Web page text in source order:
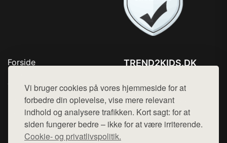
Vi bruger cookies på vores hjemmeside for at
forbedre din oplevelse, vise mere relevant
indhold og analysere trafikken. Kort sagt: for at
siden fungerer bedre – ikke for at være irriterende.
Cookie- og privatlivspolitik.
Forside
Top Rabatter
Blog
Kontakt
TREND2KIDS.DK
Mail: hej@want.dk
Cookie- og privatlivspolitik